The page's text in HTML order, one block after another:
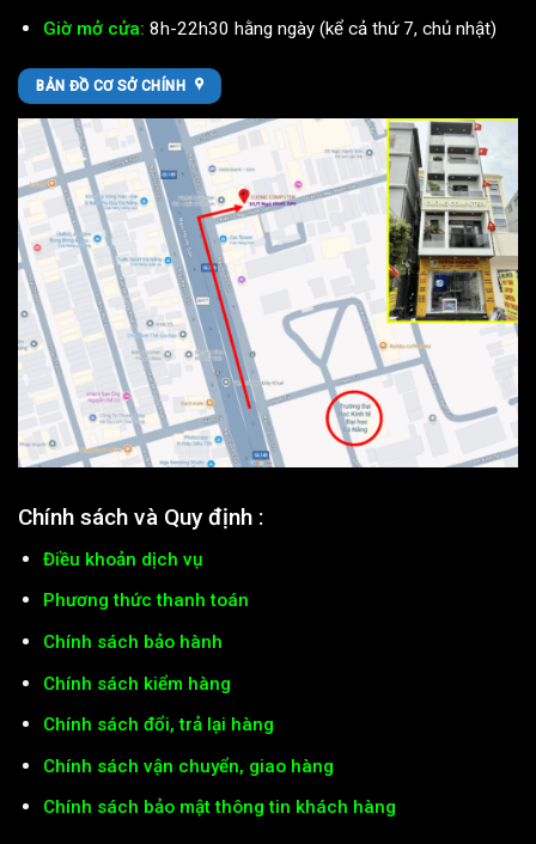
Giờ mở cửa: 8h-22h30 hằng ngày (kể cả thứ 7, chủ nhật)
BẢN ĐỒ CƠ SỞ CHÍNH
Chính sách và Quy định :
Điều khoản dịch vụ
Phương thức thanh toán
Chính sách bảo hành
Chính sách kiểm hàng
Chính sách đổi, trả lại hàng
Chính sách vận chuyển, giao hàng
Chính sách bảo mật thông tin khách hàng